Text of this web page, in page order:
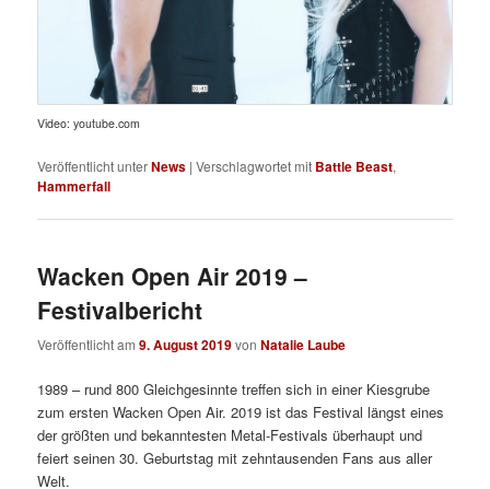
Video: youtube.com
Veröffentlicht unterNews |Verschlagwortet mit Battle Beast,
Hammerfall
Wacken Open Air 2019 –
Festivalbericht
Veröffentlicht am9. August 2019vonNatalie Laube
1989 – rund 800 Gleichgesinnte treffen sich in einer Kiesgrube
zum ersten Wacken Open Air. 2019 ist das Festival längst eines
der größten und bekanntesten Metal-Festivals überhaupt und
feiert seinen 30. Geburtstag mit zehntausenden Fans aus aller
Welt.